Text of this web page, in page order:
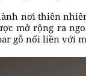
nơi thiên
mở rộng ra
gỗ nối liền với